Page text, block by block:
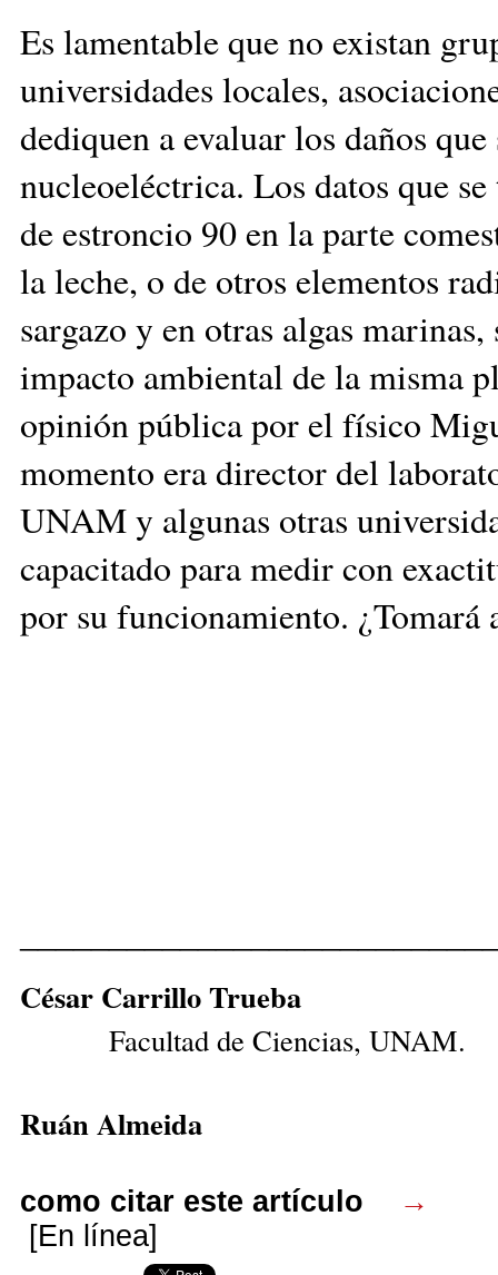
Es lamentable que no existan
universidades locales,
dediquen a evaluar los daños
nucleoeléctrica. Los datos que
de estroncio 90 en la parte
la leche, o de otros elementos
sargazo y en otras algas
impacto ambiental de la misma
opinión pública por el físico
momento era director del
UNAM y algunas otras
capacitado para medir con
por su funcionamiento. ¿Tomará
César
Facultad de Ciencias, UNAM.
Ruán Almeida
como citar este artículo
→
[En línea]